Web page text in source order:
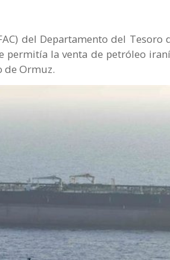
del Departamento del
la venta de petróleo
de Ormuz.